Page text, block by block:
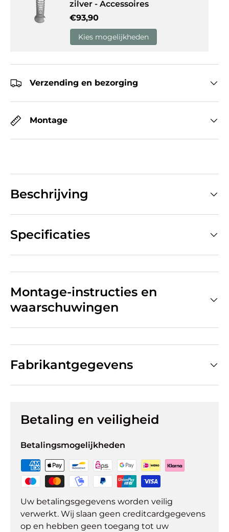
zilver - Accessoires
Reguliere prijs
€93,90
Kies mogelijkheden
Verzending en bezorging
Montage
Beschrijving
Specificaties
Montage-instructies en
waarschuwingen
Fabrikantgegevens
Betaling en veiligheid
Betalingsmogelijkheden
Uw betalingsgegevens worden veilig
verwerkt. Wij slaan geen creditcardgegevens
op en hebben geen toegang tot uw